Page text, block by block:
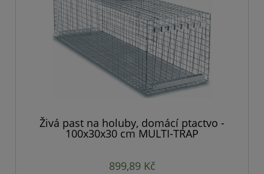
Živá past na holuby, domácí ptactvo -
100x30x30 cm MULTI-TRAP
899,89 Kč